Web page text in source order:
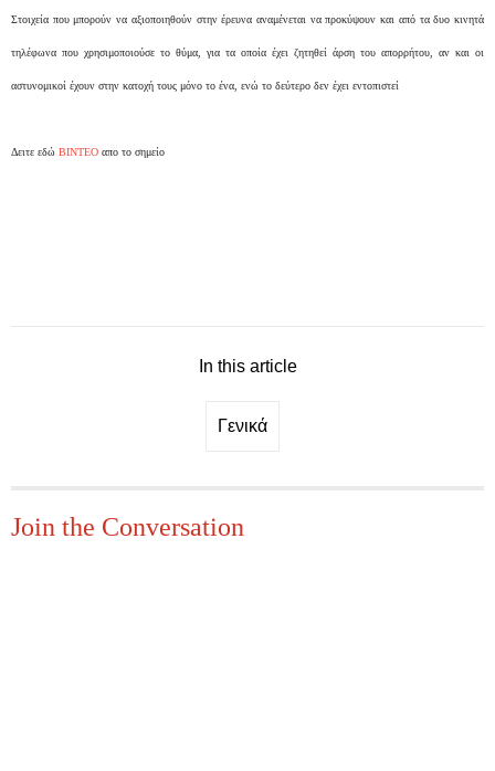
Στοιχεία που μπορούν να αξιοποιηθούν στην έρευνα αναμένεται να προκύψουν και από τα δυο κινητά
τηλέφωνα που χρησιμοποιούσε το θύμα, για τα οποία έχει ζητηθεί άρση του απορρήτου, αν και οι
αστυνομικοί έχουν στην κατοχή τους μόνο το ένα, ενώ το δεύτερο δεν έχει εντοπιστεί
Δειτε εδώ ΒΙΝΤΕΟ απο το σημείο
In this article
Γενικά
Join the Conversation